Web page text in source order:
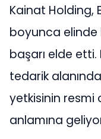
Kainat Holding,
boyunca
başarı elde etti.
tedarik
yetkisinin resmi
anlamına